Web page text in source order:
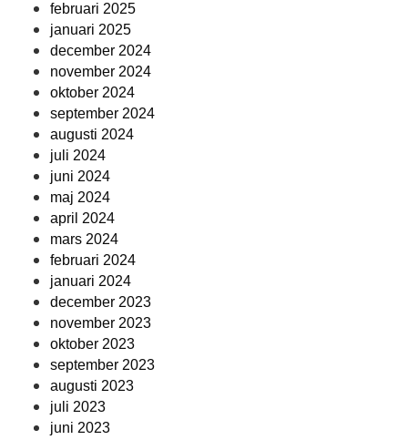
februari 2025
januari 2025
december 2024
november 2024
oktober 2024
september 2024
augusti 2024
juli 2024
juni 2024
maj 2024
april 2024
mars 2024
februari 2024
januari 2024
december 2023
november 2023
oktober 2023
september 2023
augusti 2023
juli 2023
juni 2023